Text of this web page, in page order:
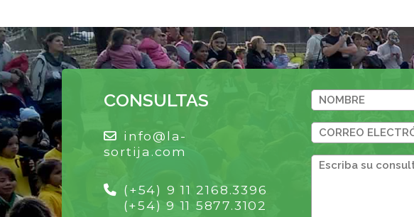
CONSULTAS
info@la-
sortija.com
(+54) 9 11 2168.3396
(+54) 9 11 5877.3102